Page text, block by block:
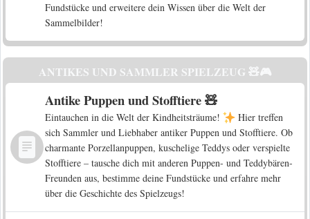
Fundstücke und erweitere dein Wissen über die Welt der
Sammelbilder!
ANTIKES UND SAMMLER SPIELZEUG 🧸🎮
Antike Puppen und Stofftiere 🧸
Eintauchen in die Welt der Kindheitsträume!
Hier treffen
sich Sammler und Liebhaber antiker Puppen und Stofftiere. Ob
charmante Porzellanpuppen, kuschelige Teddys oder verspielte
Stofftiere – tausche dich mit anderen Puppen- und Teddybären-
Freunden aus, bestimme deine Fundstücke und erfahre mehr
über die Geschichte des Spielzeugs!